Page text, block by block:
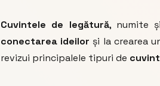
Cuvintele de legătură, numite și
conectarea ideilor și la crearea
revizui principalele tipuri de